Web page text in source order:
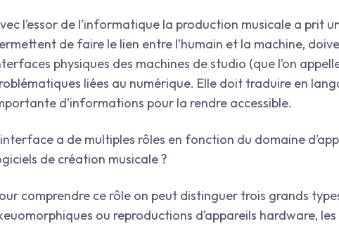
l’essor de l’informatique la production musicale a prit
de faire le lien entre l’humain et la machine,
physiques des machines de studio (que l’on
liées au numérique. Elle doit traduire en
d’informations pour la rendre accessible.
a de multiples rôles en fonction du domaine
de création musicale ?
comprendre ce rôle on peut distinguer trois grands
ou reproductions d’appareils hardware,